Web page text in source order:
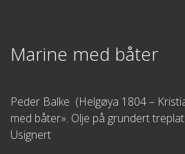
Marine med båter
Peder Balke (Helgøya 1804 –
med båter». Olje på grundert
Usignert